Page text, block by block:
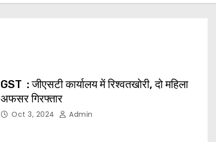
GST : जीएसटी कार्यालय में रिश्वतखोरी, दो महिला
अफसर गिरफ्तार
Oct 3, 2024 Admin